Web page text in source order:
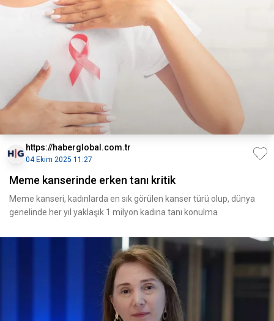
https://haberglobal.com.tr
04 Ekim 2025 11:27
Meme kanserinde erken tanı kritik
Meme kanseri, kadınlarda en sık görülen kanser türü olup, dünya
genelinde her yıl yaklaşık 1 milyon kadına tanı konulma